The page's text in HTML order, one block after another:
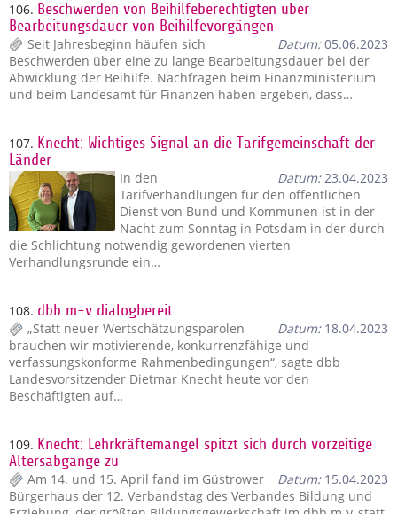
106. Beschwerden von Beihilfeberechtigten über
Bearbeitungsdauer von Beihilfevorgängen
Datum:05.06.2023
Seit Jahresbeginn häufen sich
Beschwerden über eine zu lange Bearbeitungsdauer bei der
Abwicklung der Beihilfe. Nachfragen beim Finanzministerium
und beim Landesamt für Finanzen haben ergeben, dass…
107. Knecht: Wichtiges Signal an die Tarifgemeinschaft der
Länder
Datum:23.04.2023
In den
Tarifverhandlungen für den öffentlichen
Dienst von Bund und Kommunen ist in der
Nacht zum Sonntag in Potsdam in der durch
die Schlichtung notwendig gewordenen vierten
Verhandlungsrunde ein…
108. dbb m-v dialogbereit
Datum:18.04.2023
„Statt neuer Wertschätzungsparolen
brauchen wir motivierende, konkurrenzfähige und
verfassungskonforme Rahmenbedingungen“, sagte dbb
Landesvorsitzender Dietmar Knecht heute vor den
Beschäftigten auf…
109. Knecht: Lehrkräftemangel spitzt sich durch vorzeitige
Altersabgänge zu
Datum:15.04.2023
Am 14. und 15. April fand im Güstrower
Bürgerhaus der 12. Verbandstag des Verbandes Bildung und